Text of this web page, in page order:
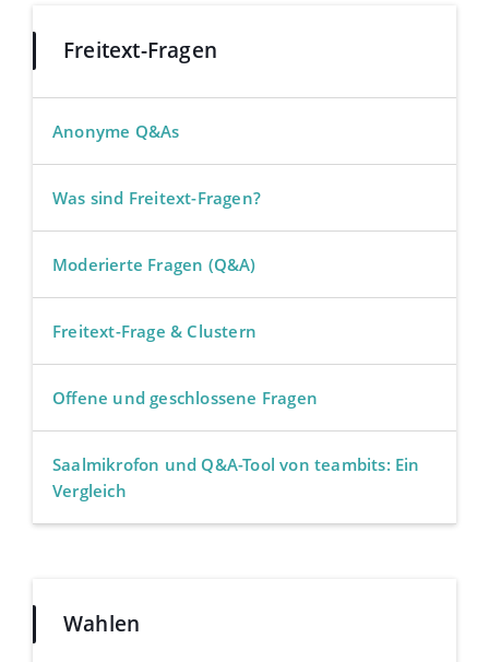
Freitext-Fragen
Anonyme Q&As
Was sind Freitext-Fragen?
Moderierte Fragen (Q&A)
Freitext-Frage & Clustern
Offene und geschlossene Fragen
Saalmikrofon und Q&A-Tool von teambits: Ein
Vergleich
Wahlen